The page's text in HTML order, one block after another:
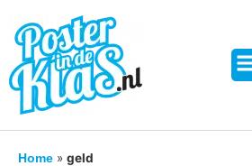
Home » geld